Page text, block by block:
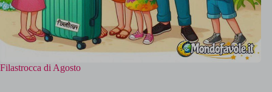
Filastrocca di Agosto